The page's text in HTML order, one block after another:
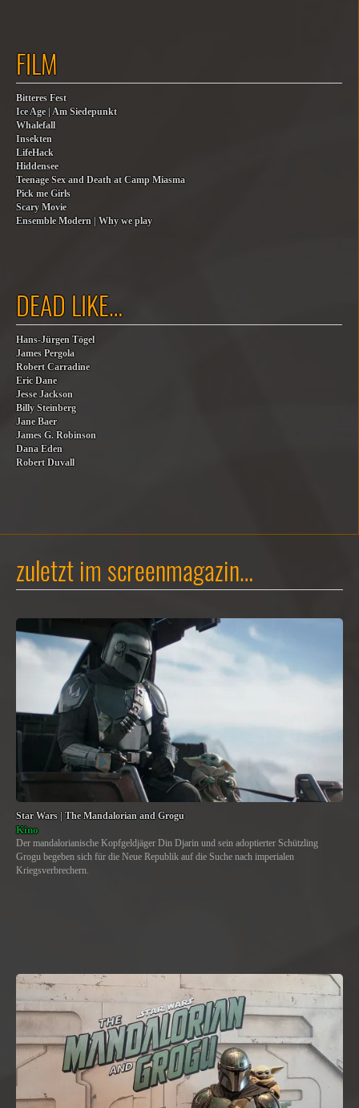
FILM
Bitteres Fest
Ice Age | Am Siedepunkt
Whalefall
Insekten
LifeHack
Hiddensee
Teenage Sex and Death at Camp Miasma
Pick me Girls
Scary Movie
Ensemble Modern | Why we play
DEAD LIKE…
Hans-Jürgen Tögel
James Pergola
Robert Carradine
Eric Dane
Jesse Jackson
Billy Steinberg
Jane Baer
James G. Robinson
Dana Eden
Robert Duvall
zuletzt im screenmagazin…
Star Wars | The Mandalorian and Grogu
Kino
Der mandalorianische Kopfgeldjäger Din Djarin und sein adoptierter Schützling
Grogu begeben sich für die Neue Republik auf die Suche nach imperialen
Kriegsverbrechern.